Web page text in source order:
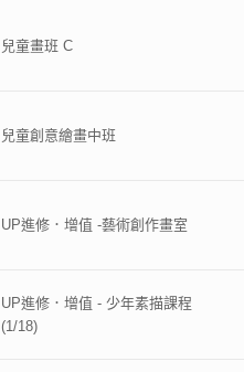
兒童畫班 C
兒童創意繪畫中班
UP進修．增值 -藝術創作畫室
UP進修．增值 - 少年素描課程
(1/18)